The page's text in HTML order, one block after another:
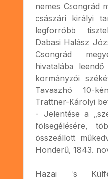
nemes Csongrád
császári királyi
legforróbb
Dabasi Halász
Csongrád
hivatalába
kormányzói
Tavaszhó 10-
Trattner-Károlyi
- Jelentése a
fölsegélésére,
összeállott
Honderű, 1843.
Hazai 's